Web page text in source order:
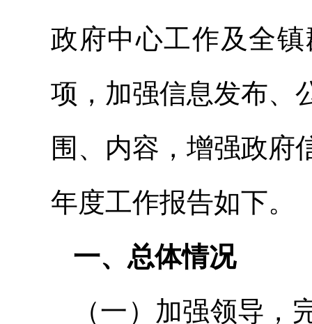
政府中心工作及全
项，加强信息发布、
围、内容，增强政府
年度工作报告如下。
一、总体情况
（一）加强领导，